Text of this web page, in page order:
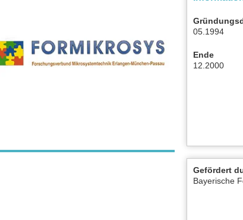
05.1994
Ende
12.2000
Gefördert
Bayerische